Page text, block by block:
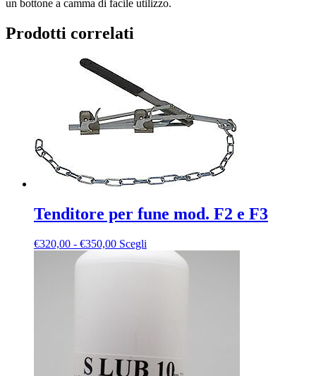
un bottone a camma di facile utilizzo.
Prodotti correlati
Tenditore per fune mod. F2 e F3
€320,00 - €350,00Fascia
Scegli
prodotto
scelte
nella